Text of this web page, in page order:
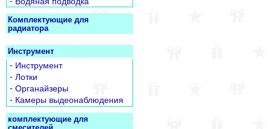
Комплектующие для
радиатора
Инструмент
- Инструмент
- Лотки
- Органайзеры
- Камеры выдеонаблюдения
комплектующие для